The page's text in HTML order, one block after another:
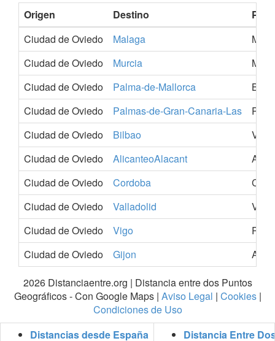
Origen Destino
Ciudad de Oviedo
Malaga
Ciudad de Oviedo
Murcia
Ciudad de Oviedo
Palma-de-Mallorca
Ciudad de Oviedo
Palmas-de-Gran-Canaria-Las
Ciudad de Oviedo
Bilbao
Ciudad de Oviedo
AlicanteoAlacant
Ciudad de Oviedo
Cordoba
Ciudad de Oviedo
Valladolid
Ciudad de Oviedo
Vigo
Ciudad de Oviedo
Gijon
2026 Distanciaentre.org | Distancia entre dos Puntos
Geográficos - Con Google Maps | Aviso Legal | Cookies|
Condiciones de Uso
Distancias desde España
Distancia Entre